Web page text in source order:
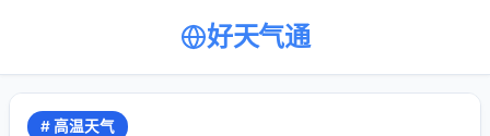
好天气通
# 高温天气